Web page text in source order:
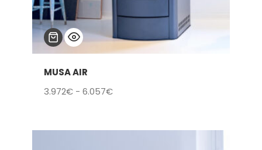
MUSA AIR
3.972€ - 6.057€Rango
desde